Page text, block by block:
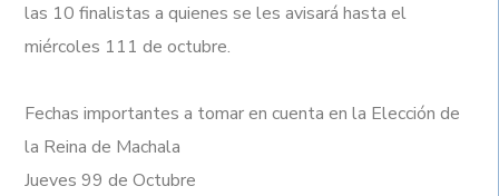
las 10 finalistas a quienes se les avisará hasta el
miércoles 111 de octubre.
Fechas importantes a tomar en cuenta en la Elección de
la Reina de Machala
Jueves 99 de Octubre